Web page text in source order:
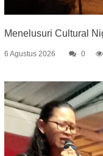
Menelusuri Cultural
6 Agustus 2026 0